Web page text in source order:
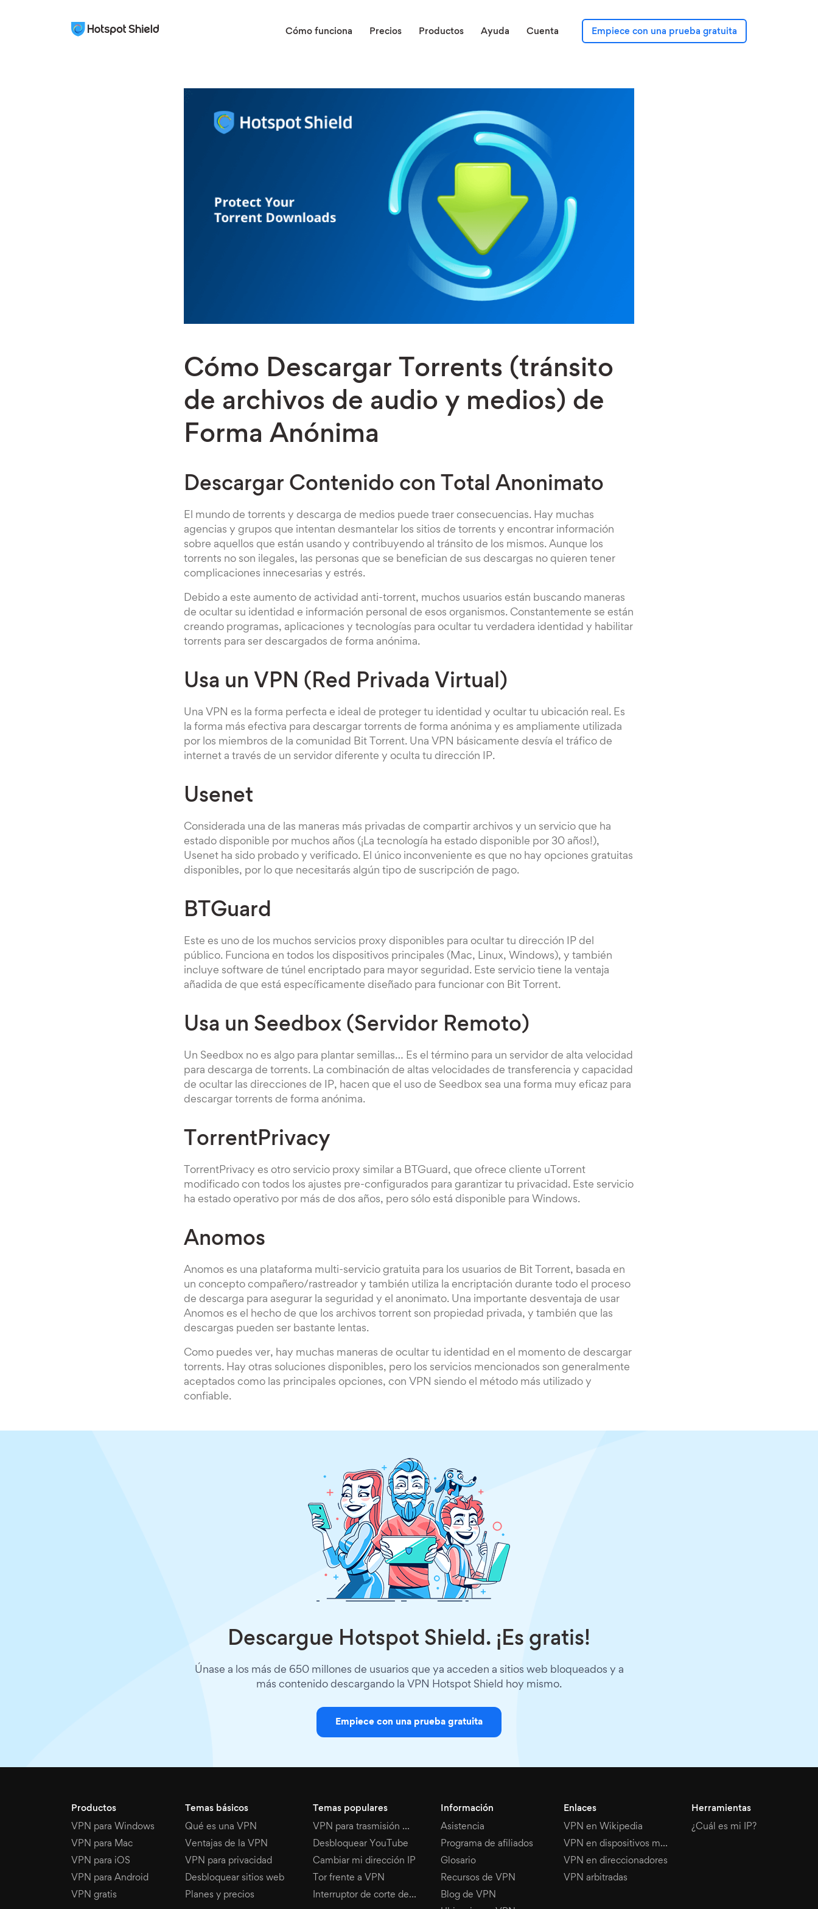
Cómo funciona Precios Productos Ayuda Cuenta Empiece con una prueba gratuita
Cómo Descargar Torrents (tránsito
de archivos de audio y medios) de
Forma Anónima
Descargar Contenido con Total Anonimato
El mundo de torrents y descarga de medios puede traer consecuencias. Hay muchas
agencias y grupos que intentan desmantelar los sitios de torrents y encontrar información
sobre aquellos que están usando y contribuyendo al tránsito de los mismos. Aunque los
torrents no son ilegales, las personas que se benefician de sus descargas no quieren tener
complicaciones innecesarias y estrés.
Debido a este aumento de actividad anti-torrent, muchos usuarios están buscando maneras
de ocultar su identidad e información personal de esos organismos. Constantemente se están
creando programas, aplicaciones y tecnologías para ocultar tu verdadera identidad y habilitar
torrents para ser descargados de forma anónima.
Usa un VPN (Red Privada Virtual)
Una VPN es la forma perfecta e ideal de proteger tu identidad y ocultar tu ubicación real. Es
la forma más efectiva para descargar torrents de forma anónima y es ampliamente utilizada
por los miembros de la comunidad Bit Torrent. Una VPN básicamente desvía el tráfico de
internet a través de un servidor diferente y oculta tu dirección IP.
Usenet
Considerada una de las maneras más privadas de compartir archivos y un servicio que ha
estado disponible por muchos años (¡La tecnología ha estado disponible por 30 años!),
Usenet ha sido probado y verificado. El único inconveniente es que no hay opciones gratuitas
disponibles, por lo que necesitarás algún tipo de suscripción de pago.
BTGuard
Este es uno de los muchos servicios proxy disponibles para ocultar tu dirección IP del
público. Funciona en todos los dispositivos principales (Mac, Linux, Windows), y también
incluye software de túnel encriptado para mayor seguridad. Este servicio tiene la ventaja
añadida de que está específicamente diseñado para funcionar con Bit Torrent.
Usa un Seedbox (Servidor Remoto)
Un Seedbox no es algo para plantar semillas… Es el término para un servidor de alta velocidad
para descarga de torrents. La combinación de altas velocidades de transferencia y capacidad
de ocultar las direcciones de IP, hacen que el uso de Seedbox sea una forma muy eficaz para
descargar torrents de forma anónima.
TorrentPrivacy
TorrentPrivacy es otro servicio proxy similar a BTGuard, que ofrece cliente uTorrent
modificado con todos los ajustes pre-configurados para garantizar tu privacidad. Este servicio
ha estado operativo por más de dos años, pero sólo está disponible para Windows.
Anomos
Anomos es una plataforma multi-servicio gratuita para los usuarios de Bit Torrent, basada en
un concepto compañero/rastreador y también utiliza la encriptación durante todo el proceso
de descarga para asegurar la seguridad y el anonimato. Una importante desventaja de usar
Anomos es el hecho de que los archivos torrent son propiedad privada, y también que las
descargas pueden ser bastante lentas.
Como puedes ver, hay muchas maneras de ocultar tu identidad en el momento de descargar
torrents. Hay otras soluciones disponibles, pero los servicios mencionados son generalmente
aceptados como las principales opciones, con VPN siendo el método más utilizado y
confiable.
Descargue Hotspot Shield. ¡Es gratis!
Únase a los más de 650 millones de usuarios que ya acceden a sitios web bloqueados y a
más contenido descargando la VPN Hotspot Shield hoy mismo.
Empiece con una prueba gratuita
Productos
VPN para Windows
VPN para Mac
VPN para iOS
VPN para Android
VPN gratis
Temas básicos
Qué es una VPN
Ventajas de la VPN
VPN para privacidad
Desbloquear sitios web
Planes y precios
Temas populares
VPN para trasmisión multimedia en directo
Desbloquear YouTube
Cambiar mi dirección IP
Tor frente a VPN
Interruptor de corte de VPN
Información
Asistencia
Programa de afiliados
Glosario
Recursos de VPN
Blog de VPN
Enlaces
VPN en Wikipedia
VPN en dispositivos móviles
VPN en direccionadores
VPN arbitradas
Herramientas
¿Cuál es mi IP?